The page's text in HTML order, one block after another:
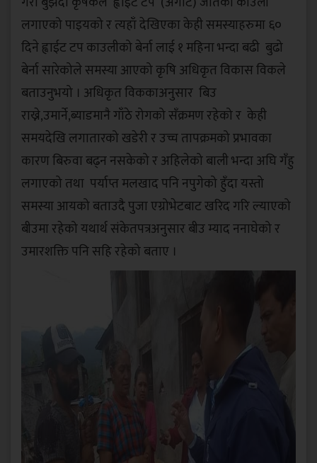
लगाएको पाइयको र त्यहाँ देखिएका केही समस्याहरुमा ६०
दिने ह्वाईट टप काउलीको बेर्ना लाई १ महिना भन्दा बढी बुढो
बेर्ना सारेकोले समस्या आएको कृषि अधिकृत विकास विकले
बताउनुभयो । अधिकृत विककाअनुसार बिउ
राख्ने,उमार्ने,ब्याडमानै गाँठे रोगको सँक्रमण रहेको र केही
समयदेखि लगातारको खडेरी र उच्च तापक्रमको प्रभावका
कारण बिरुवा बढ्न नसकेको र अहिलेको बाली भन्दा अघि गँहु
लगाएको तथा पर्याप्त मलखाद पनि नपुगेको हुँदा यस्तो
समस्या आयको बताउदै पुजा एग्रोभेटबाट खरिद गरि ल्याएको
बीउमा रहेको यथार्थ संकेतपत्रअनुसार बीउ म्याद ननाघेको र
उमारशक्ति पनि सहि रहेको बताए ।